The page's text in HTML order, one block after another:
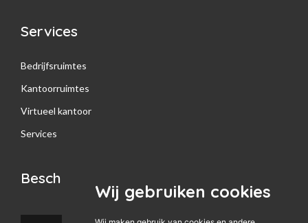
Wij gebruiken cookies
Services
Bedrijfsruimtes
Kantoorruimtes
Virtueel kantoor
Services
Beschikbaar